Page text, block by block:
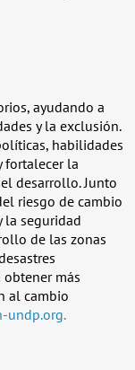
ayudando a
y la exclusión.
habilidades
fortalecer la
desarrollo. Junto
riesgo de cambio
la seguridad
de las zonas
más
al cambio
undp.org.